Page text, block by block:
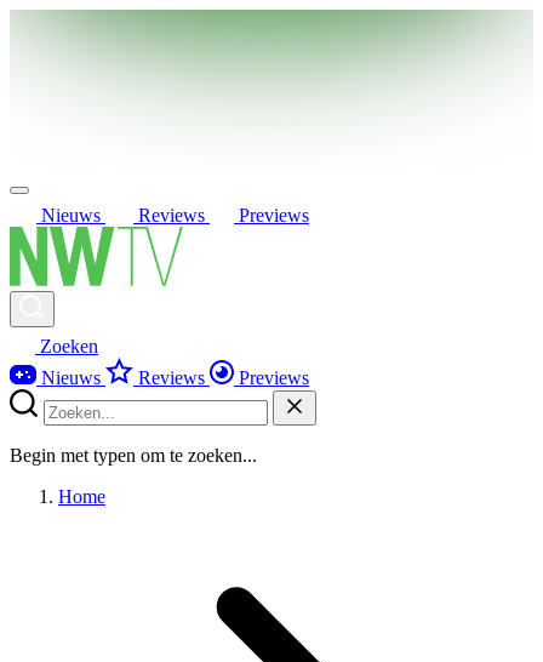
Nieuws Reviews Previews
Zoeken
Nieuws
Reviews Previews
Begin met typen om te zoeken...
Home